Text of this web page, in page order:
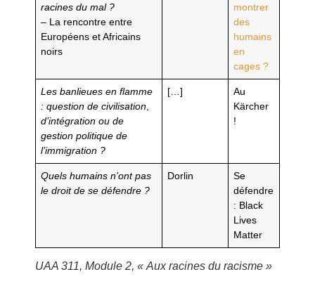
racines du mal ?
– La rencontre entre
Européens et Africains
noirs
montrer
des
humains
en
cages ?
Les banlieues en flamme
: question decivilisation
d’intégration ou de
gestion politique de
l’immigration ?
[…]
Au
Kärcher
!
Quels humains n’ont pas
le droit de se défendre ?
Dorlin
Se
défendre
: Black
Lives
Matter
UAA 311, Module 2, « Aux racines du racisme »